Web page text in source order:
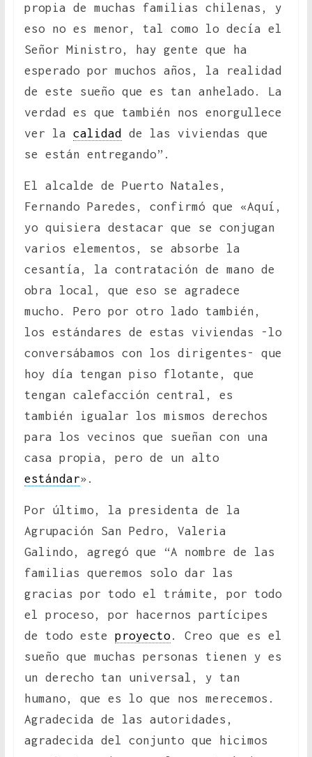
propia de muchas familias chilenas, y
eso no es menor, tal como lo decía el
Señor Ministro, hay gente que ha
esperado por muchos años, la realidad
de este sueño que es tan anhelado. La
verdad es que también nos enorgullece
ver la calidad
de las viviendas que
se están entregando”.
El alcalde de Puerto Natales,
Fernando Paredes, confirmó que «Aquí,
yo quisiera destacar que se conjugan
varios elementos, se absorbe la
cesantía, la contratación de mano de
obra local, que eso se agradece
mucho. Pero por otro lado también,
los estándares de estas viviendas -lo
conversábamos con los dirigentes- que
hoy día tengan piso flotante, que
tengan calefacción central, es
también igualar los mismos derechos
para los vecinos que sueñan con una
casa propia, pero de un alto
estándar».
Por último, la presidenta de la
Agrupación San Pedro, Valeria
Galindo, agregó que “A nombre de las
familias queremos solo dar las
gracias por todo el trámite, por todo
el proceso, por hacernos partícipes
de todo este proyecto. Creo que es el
sueño que muchas personas tienen y es
un derecho tan universal, y tan
humano, que es lo que nos merecemos.
Agradecida de las autoridades,
agradecida del conjunto que hicimos